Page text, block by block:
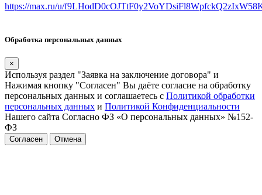
https://max.ru/u/
Обработка персональных данных
×
Используя раздел "Заявка на заключение договора" и
Нажимая кнопку "Согласен" Вы даёте согласие на обработку
персональных данных и соглашаетесь с Политикой обработки
персональных данных и Политикой Конфиденциальности
Нашего сайта Согласно ФЗ «О персональных данных» №152-
ФЗ
Согласен Отмена